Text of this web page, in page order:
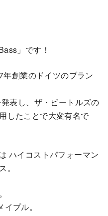
」です！
年創業のドイツのブラン
表し、ザ・ビートルズの
したことで大変有名で
ハイコストパフォーマン
。
プル。